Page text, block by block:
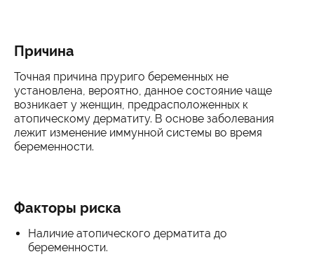
Причина
Точная причина пруриго беременных не
установлена, вероятно, данное состояние чаще
возникает у женщин, предрасположенных к
атопическому дерматиту. В основе заболевания
лежит изменение иммунной системы во время
беременности.
Факторы риска
Наличие атопического дерматита до
беременности.